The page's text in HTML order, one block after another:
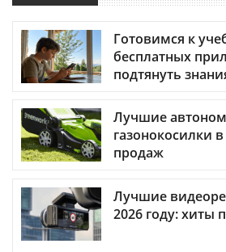
Готовимся к
бесплатных
подтянуть
Лучшие
газонокосилки
продаж
Лучшие
2026 году: хиты